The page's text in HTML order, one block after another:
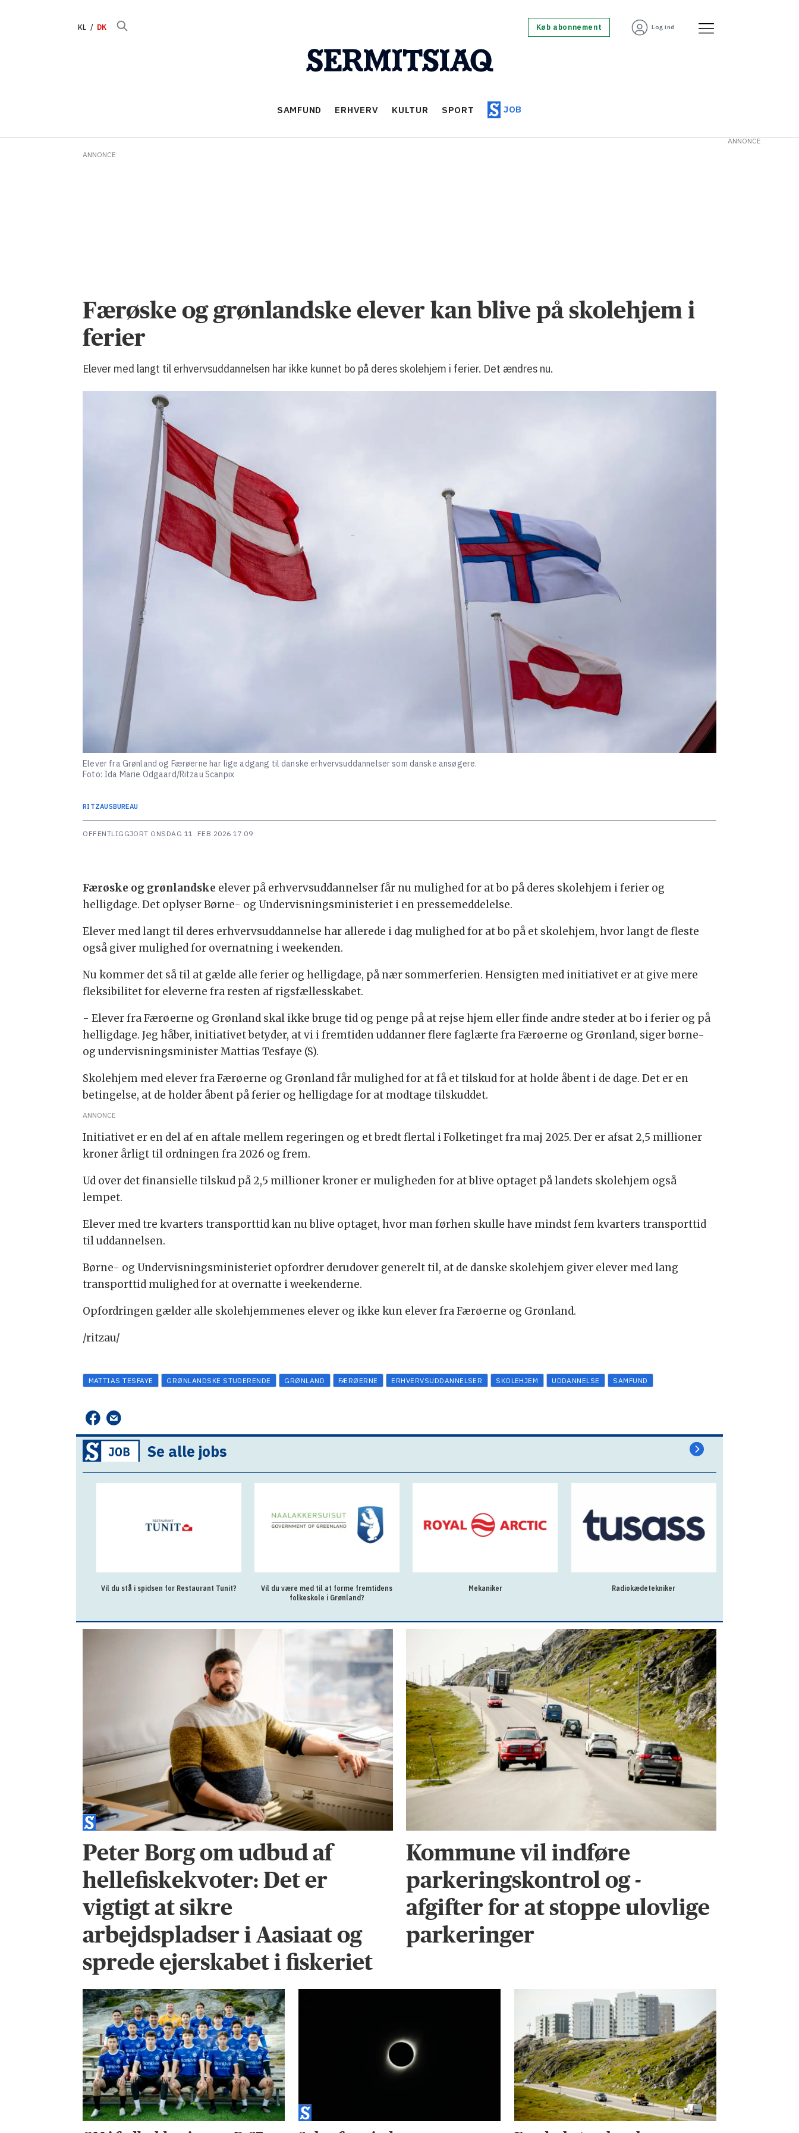
KL DK Køb abonnement Log ind
SAMFUND ERHVERV KULTUR SPORT JOB
ANNONCE
Færøske og grønlandske elever kan blive på skolehjem i
ferier
Elever med langt til erhvervsuddannelsen har ikke kunnet bo på deres skolehjem i ferier. Det ændres nu.
Elever fra Grønland og Færøerne har lige adgang til danske erhvervsuddannelser som danske ansøgere.
Foto: Ida Marie Odgaard/Ritzau Scanpix
RITZAUSBUREAU
OFFENTLIGGJORT ONSDAG 11. FEB 2026 17:09
Færøske og grønlandske elever på erhvervsuddannelser får nu mulighed for at bo på deres skolehjem i ferier og
helligdage. Det oplyser Børne- og Undervisningsministeriet i en pressemeddelelse.
Elever med langt til deres erhvervsuddannelse har allerede i dag mulighed for at bo på et skolehjem, hvor langt de fleste
også giver mulighed for overnatning i weekenden.
Nu kommer det så til at gælde alle ferier og helligdage, på nær sommerferien. Hensigten med initiativet er at give mere
fleksibilitet for eleverne fra resten af rigsfællesskabet.
- Elever fra Færøerne og Grønland skal ikke bruge tid og penge på at rejse hjem eller finde andre steder at bo i ferier og på
helligdage. Jeg håber, initiativet betyder, at vi i fremtiden uddanner flere faglærte fra Færøerne og Grønland, siger børne-
og undervisningsminister Mattias Tesfaye (S).
Skolehjem med elever fra Færøerne og Grønland får mulighed for at få et tilskud for at holde åbent i de dage. Det er en
betingelse, at de holder åbent på ferier og helligdage for at modtage tilskuddet.
ANNONCE
Initiativet er en del af en aftale mellem regeringen og et bredt flertal i Folketinget fra maj 2025. Der er afsat 2,5 millioner
kroner årligt til ordningen fra 2026 og frem.
Ud over det finansielle tilskud på 2,5 millioner kroner er muligheden for at blive optaget på landets skolehjem også
lempet.
Elever med tre kvarters transporttid kan nu blive optaget, hvor man førhen skulle have mindst fem kvarters transporttid
til uddannelsen.
Børne- og Undervisningsministeriet opfordrer derudover generelt til, at de danske skolehjem giver elever med lang
transporttid mulighed for at overnatte i weekenderne.
Opfordringen gælder alle skolehjemmenes elever og ikke kun elever fra Færøerne og Grønland.
/ritzau/
MATTIAS TESFAYE GRØNLANDSKE STUDERENDE GRØNLAND FÆRØERNE ERHVERVSUDDANNELSER SKOLEHJEM UDDANNELSE SAMFUND
Se alle jobs
Vil du stå i spidsen for Restaurant Tunit?
Vil du være med til at forme fremtidens
Mekaniker Privatrådgiver i Bankivik
Peter Borg om udbud af
hellefiskekvoter: Det er
vigtigt at sikre
arbejdspladser i Aasiaat og
sprede ejerskabet i fiskeriet
Kommune vil indføre
parkeringskontrol og -
afgifter for at stoppe ulovlige
parkeringer
ANNONCE